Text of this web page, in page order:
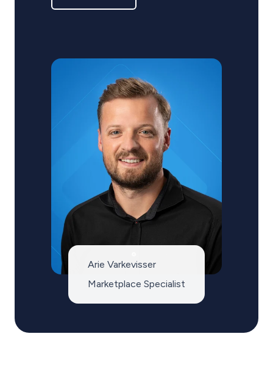
Arie Varkevisser
Marketplace Specialist